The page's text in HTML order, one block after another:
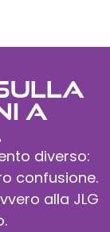
a
diverso:
confusione.
alla JLG